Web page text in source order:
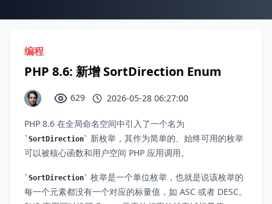
编程
PHP 8.6: 新增 SortDirection Enum
629 2026-05-28 06:27:00
PHP 8.6 在全局命名空间中引入了一个名为
SortDirection
新枚举，其作为简单的、始终可用的枚举
可以被核心函数和用户空间 PHP 应用调用。
SortDirection
枚举是一个单位枚举，也就是说该枚举的
每一个元素都没有一个对应的标量值，如 ASC 或者 DESC。